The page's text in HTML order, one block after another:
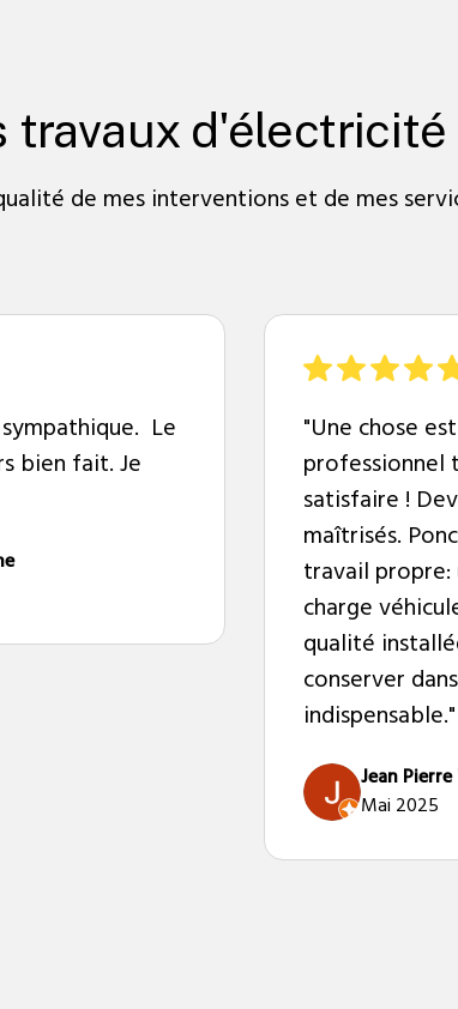
travaux d'électricité
de mes interventions et de mes
Le
bien fait. Je
"Une chose
professionnel
satisfaire !
maîtrisés.
travail propre:
charge
qualité
conserver
indispensable."
Jean
Mai 2025